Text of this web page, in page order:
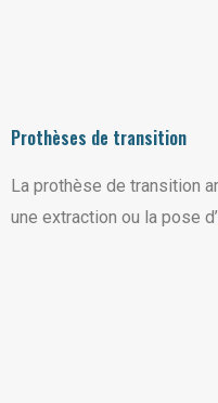
Prothèses de transition
La prothèse de transition
une extraction ou la pose d’